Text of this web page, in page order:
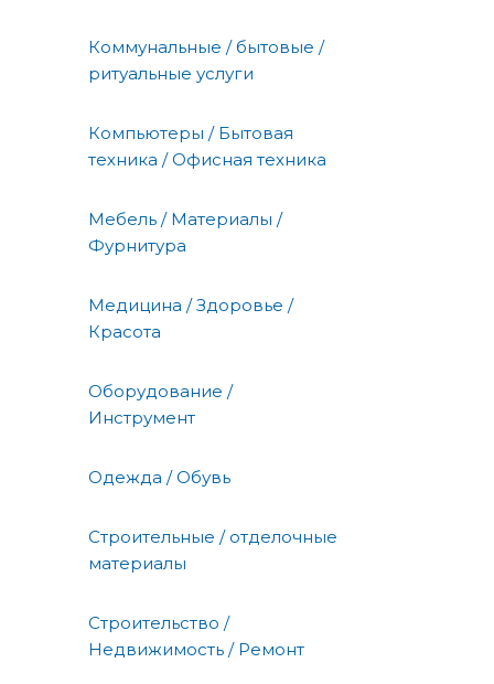
Коммунальные / бытовые /
ритуальные услуги
Компьютеры / Бытовая
техника / Офисная техника
Мебель / Материалы /
Фурнитура
Медицина / Здоровье /
Красота
Оборудование /
Инструмент
Одежда / Обувь
Строительные / отделочные
материалы
Строительство /
Недвижимость / Ремонт